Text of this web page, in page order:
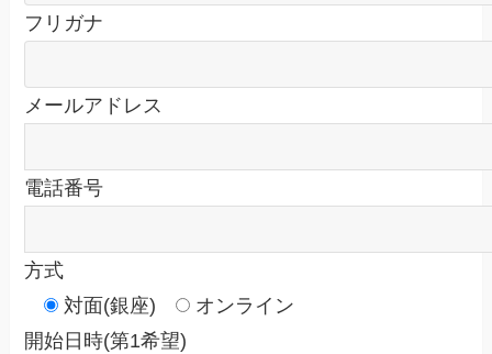
フリガナ
メールアドレス
電話番号
方式
対面(銀座)
オンライン
開始日時(第1希望)